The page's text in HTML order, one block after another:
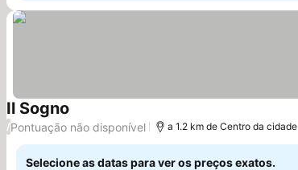
Il Sogno
/Pontuação não disponível a 1.2 km de Centro da cidade
Selecione as datas para ver os preços exatos.